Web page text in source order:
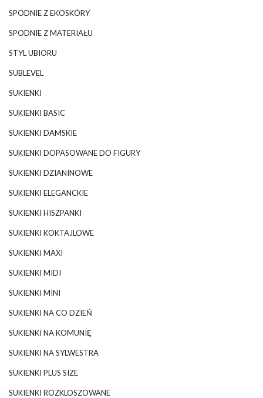
SPODNIE Z EKOSKÓRY
SPODNIE Z MATERIAŁU
STYL UBIORU
SUBLEVEL
SUKIENKI
SUKIENKI BASIC
SUKIENKI DAMSKIE
SUKIENKI DOPASOWANE DO FIGURY
SUKIENKI DZIANINOWE
SUKIENKI ELEGANCKIE
SUKIENKI HISZPANKI
SUKIENKI KOKTAJLOWE
SUKIENKI MAXI
SUKIENKI MIDI
SUKIENKI MINI
SUKIENKI NA CO DZIEŃ
SUKIENKI NA KOMUNIĘ
SUKIENKI NA SYLWESTRA
SUKIENKI PLUS SIZE
SUKIENKI ROZKLOSZOWANE